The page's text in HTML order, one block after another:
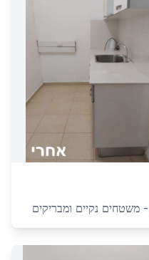
- משטחים נקיים ומבריקים